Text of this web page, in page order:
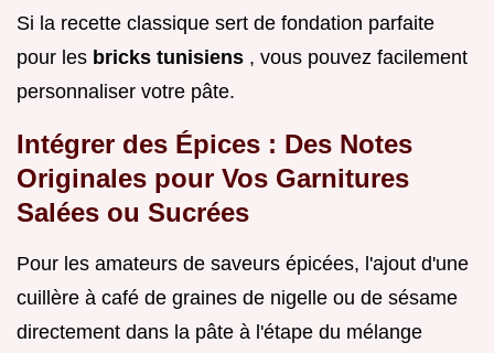
Si la recette classique sert de fondation parfaite
pour les bricks tunisiens , vous pouvez facilement
personnaliser votre pâte.
Intégrer des Épices : Des Notes
Originales pour Vos Garnitures
Salées ou Sucrées
Pour les amateurs de saveurs épicées, l'ajout d'une
cuillère à café de graines de nigelle ou de sésame
directement dans la pâte à l'étape du mélange